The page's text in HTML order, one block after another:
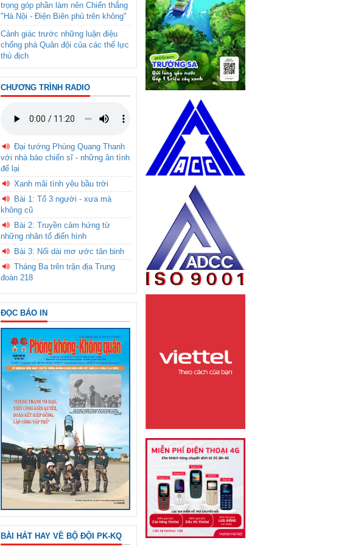
trọng góp phần làm nên Chiến thắng
"Hà Nội - Điện Biên phủ trên không"
Cảnh giác trước những luận điệu
chống phá Quân đội của các thế lực
thù địch
CHƯƠNG TRÌNH RADIO
Đại tướng Phùng Quang Thanh
với nhà báo chiến sĩ - những ân tình
để lại
Xanh mãi tình yêu bầu trời
Bài 1: Tổ 3 người - xưa mà
không cũ
Bài 2: Truyền cảm hứng từ
những nhân tố điển hình
Bài 3: Nối dài mơ ước tân binh
Tháng Ba trên trận địa Trung
đoàn 218
ĐỌC BÁO IN
BÀI HÁT HAY VỀ BỘ ĐỘI PK-KQ